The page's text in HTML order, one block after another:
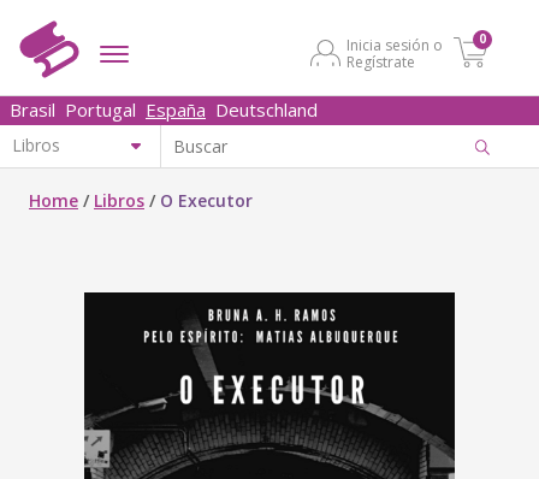
Inicia sesión o
Regístrate
0
Brasil Portugal España Deutschland
Home / Libros / O Executor